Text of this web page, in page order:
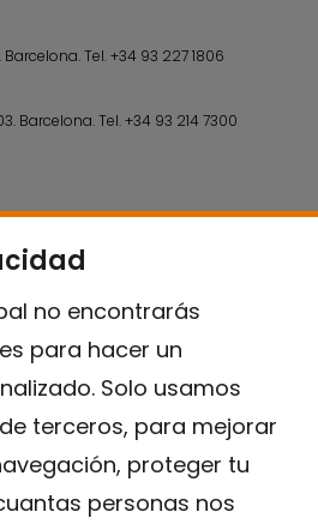
no encontrarás
para hacer un
Solo usamos
terceros, para mejorar
proteger tu
personas nos
Barcelona.Tel.+34 93 227 1806
Barcelona.Tel.+34 93 214 7300